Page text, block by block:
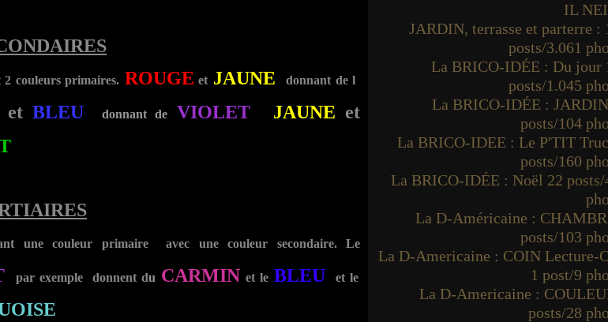
2 couleurs primaires. ROUGE et JAUNE donnant de l
et BLEU donnant de VIOLET JAUNE et
une couleur primaire avec une couleur secondaire. Le
par exemple donnent du CARMIN et le BLEU et le
IL
JARDIN, terrasse et parterre :
posts/3.061
La BRICO-IDÉE : Du jour
posts/1.045
La BRICO-IDÉE :
posts/104
La BRICO-IDEE : Le P'TIT
posts/160
La BRICO-IDÉE : Noël 22 posts/
La D-Américaine :
posts/103
La D-Americaine : COIN Lecture-
1 post/9
La D-Americaine :
posts/28